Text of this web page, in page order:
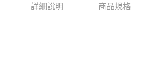
7-11取貨付款［需3-5個工作天不含預購商品］
詳細說明 商品規格